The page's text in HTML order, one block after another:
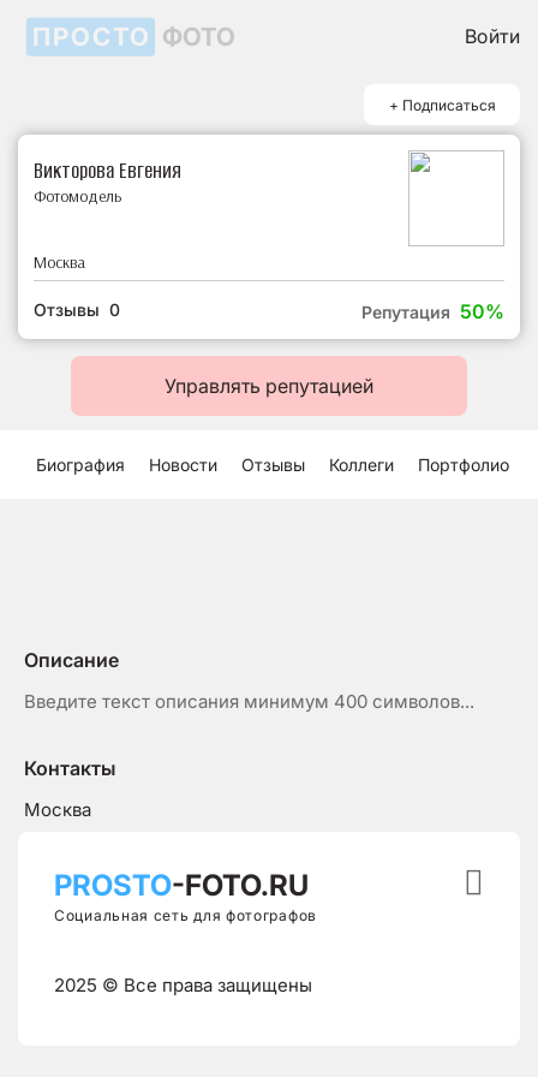
ПРОСТО ФОТО Войти
+ Подписаться
Викторова Евгения
Фотомодель
Москва
Репутация 50%
Отзывы 0
Управлять репутацией
Биография Новости Отзывы Коллеги Портфолио
Описание
Введите текст описания минимум 400 символов...
Контакты
Москва
PROSTO-FOTO.RU
Социальная сеть для фотографов
2025 © Все права защищены
